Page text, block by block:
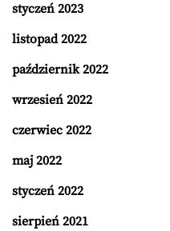
styczeń 2023
listopad 2022
październik 2022
wrzesień 2022
czerwiec 2022
maj 2022
styczeń 2022
sierpień 2021